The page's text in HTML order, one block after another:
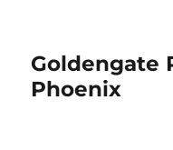
Goldengate
Phoenix